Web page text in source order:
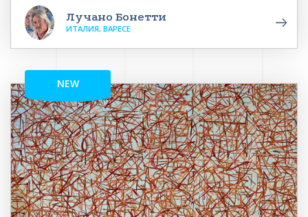
Лучано Бонетти
ИТАЛИЯ, ВАРЕСЕ
NEW